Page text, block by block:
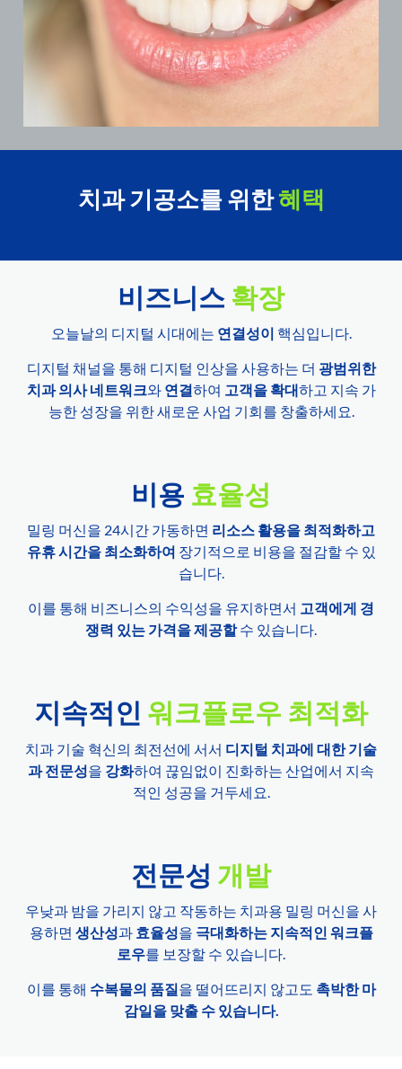
치과 기공소를 위한혜택
비즈니스 확장
오늘날의 디지털 시대에는 연결성이 핵심입니다.
디지털 채널을 통해 디지털 인상을 사용하는 더 광범위한
치과 의사 네트워크와 연결하여 고객을 확대하고 지속 가
능한 성장을 위한 새로운 사업 기회를 창출하세요.
비용 효율성
밀링 머신을 24시간 가동하면 리소스 활용을 최적화하고
유휴 시간을 최소화하여 장기적으로 비용을 절감할 수 있
습니다.
이를 통해 비즈니스의 수익성을 유지하면서 고객에게 경
쟁력 있는 가격을 제공할수 있습니다.
지속적인 워크플로우 최적화
치과 기술 혁신의 최전선에 서서 디지털 치과에 대한 기술
과 전문성을 강화하여 끊임없이 진화하는 산업에서 지속
적인 성공을 거두세요.
전문성 개발
우낮과 밤을 가리지 않고 작동하는 치과용 밀링 머신을 사
용하면 생산성과 효율성을 극대화하는 지속적인 워크플
로우를 보장할 수 있습니다.
이를 통해 수복물의 품질을 떨어뜨리지 않고도 촉박한 마
감일을 맞출 수 있습니다.